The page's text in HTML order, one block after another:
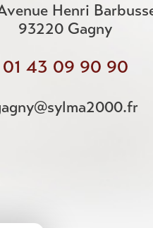
Henri
93220 Gagny
01 43 09 90 90